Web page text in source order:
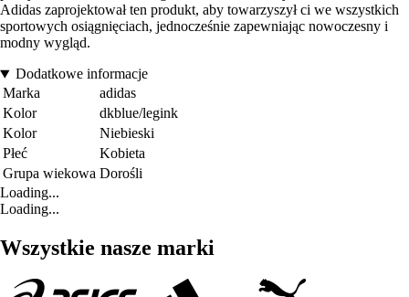
Adidas zaprojektował ten produkt, aby towarzyszył ci we wszystkich
sportowych osiągnięciach, jednocześnie zapewniając nowoczesny i
modny wygląd.
Dodatkowe informacje
Marka
adidas
Kolor
dkblue/legink
Kolor
Niebieski
Płeć
Kobieta
Grupa wiekowa Dorośli
Loading...
Loading...
Wszystkie nasze marki